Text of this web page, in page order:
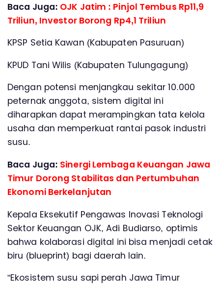
Baca Juga: OJK Jatim : Pinjol Tembus Rp11,9
Triliun, Investor Borong Rp4,1 Triliun
KPSP Setia Kawan (Kabupaten Pasuruan)
KPUD Tani Wilis (Kabupaten Tulungagung)
Dengan potensi menjangkau sekitar 10.000
peternak anggota, sistem digital ini
diharapkan dapat merampingkan tata kelola
usaha dan memperkuat rantai pasok industri
susu.
Baca Juga: Sinergi Lembaga Keuangan Jawa
Timur Dorong Stabilitas dan Pertumbuhan
Ekonomi Berkelanjutan
Kepala Eksekutif Pengawas Inovasi Teknologi
Sektor Keuangan OJK, Adi Budiarso, optimis
bahwa kolaborasi digital ini bisa menjadi cetak
biru (blueprint) bagi daerah lain.
"Ekosistem susu sapi perah Jawa Timur